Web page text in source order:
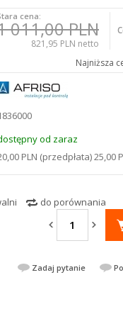
cena:
011,00 PLN
821,95 PLN netto
Najniższa
od zaraz
PLN (przedpłata) 25,00
do porównania
Zadaj pytanie